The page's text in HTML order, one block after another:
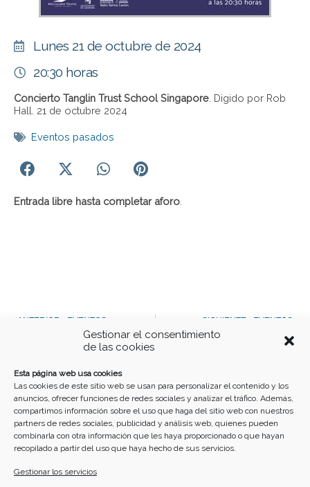
Gestionar el consentimiento
de las cookies
Esta página web usa cookies
Las cookies de este sitio web se usan para personalizar el contenido y los
anuncios, ofrecer funciones de redes sociales y analizar el tráfico. Además,
compartimos información sobre el uso que haga del sitio web con nuestros
partners de redes sociales, publicidad y análisis web, quienes pueden
combinarla con otra información que les haya proporcionado o que hayan
recopilado a partir del uso que haya hecho de sus servicios.
Gestionar los servicios
Lunes 21 de octubre de 2024
20:30 horas
Concierto Tanglin Trust School Singapore . Digido por Rob
Hall. 21 de octubre 2024
Eventos pasados
Entrada libre hasta completar aforo
ANTERIOR - EVENTOS
Charla-Taller sobre autismo y TDAH
SIGUIENTE - EVENTOS
XII Festival nacional Doña Urraca
Buscar